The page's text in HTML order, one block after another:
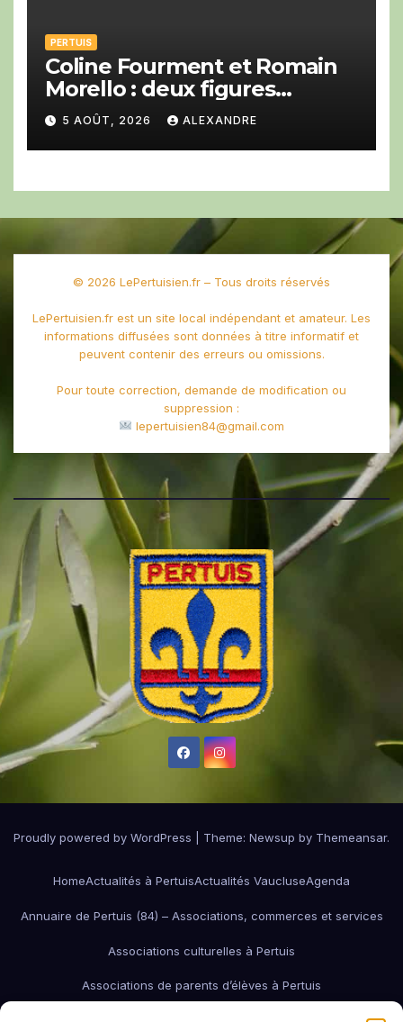
PERTUIS
Coline Fourment et Romain
Morello : deux figures
montantes du jazz au Big
Band festival de Pertuis.
5 AOÛT, 2026 ALEXANDRE
© 2026 LePertuisien.fr – Tous droits réservés
LePertuisien.fr est un site local indépendant et amateur. Les
informations diffusées sont données à titre informatif et
peuvent contenir des erreurs ou omissions.
Pour toute correction, demande de modification ou
suppression :
lepertuisien84@gmail.com
Proudly powered by WordPress Theme: Newsup by Themeansar.
HomeActualités à PertuisActualités VaucluseAgenda
Annuaire de Pertuis (84) – Associations, commerces et services
Associations culturelles à Pertuis
Associations de parents d’élèves à Pertuis